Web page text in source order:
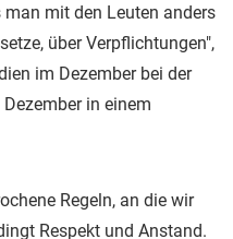
mit den Leuten anders
über Verpflichtungen",
im Dezember bei der
in einem
Regeln, an die wir
Respekt und Anstand.